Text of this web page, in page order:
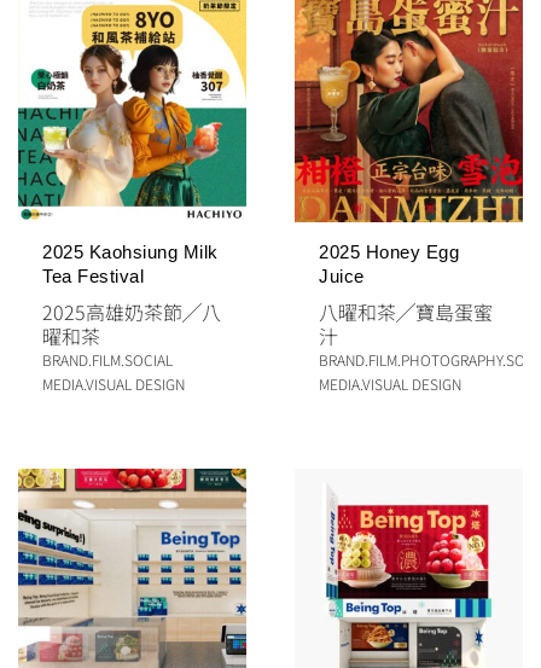
2025 Kaohsiung Milk
Tea Festival
2025高雄奶茶節╱八
曜和茶
BRAND FILMSOCIAL
MEDIAVISUAL DESIGN
2025 Honey Egg
Juice
八曜和茶╱寶島蛋蜜
汁
BRAND FILM PHOTOGRAPHY.
MEDIAVISUAL DESIGN